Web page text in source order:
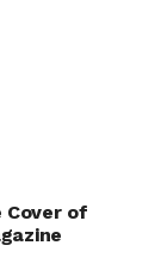
Cover of